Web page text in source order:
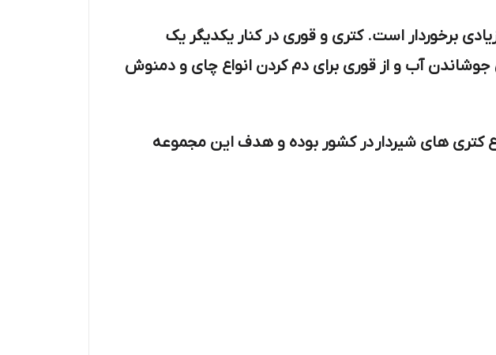
برخوردار است. کتری و قوری در کنار یکدیگر یک
جوشاندن آب و از قوری برای دم کردن انواع چای و دمنوش
کتری های شیردار در کشور بوده و هدف این مجموعه